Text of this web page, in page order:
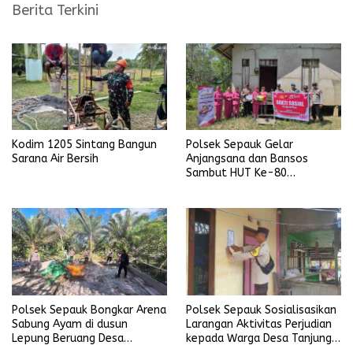
Berita Terkini
Kodim 1205 Sintang Bangun
Sarana Air Bersih
Polsek Sepauk Gelar
Anjangsana dan Bansos
Sambut HUT Ke-80
Polsek Sepauk Bongkar Arena
Sabung Ayam di dusun
Lepung Beruang Desa
Polsek Sepauk Sosialisasikan
Larangan Aktivitas Perjudian
kepada Warga Desa Tanjung